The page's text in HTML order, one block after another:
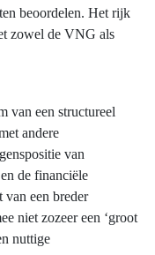
beoordelen. Het rijk
zowel de VNG als
van een structureel
andere
van
de financiële
een breder
niet zozeer een ‘groot
nuttige